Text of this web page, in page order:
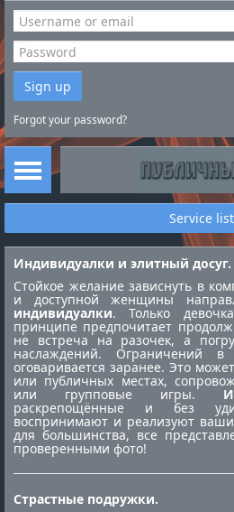
Sign up
Forgot your password?
Service list
Индивидуалки и элитный досуг.
Стойкое желание зависнуть в
и доступной женщины
индивидуалки. Только
принципе предпочитает
не встреча на разочек, а
наслаждений. Ограничений
оговаривается заранее. Это
или публичных местах,
или групповые игры.
раскрепощённые и без
воспринимают и реализуют
для большинства, все
проверенными фото!
Страстные подружки.